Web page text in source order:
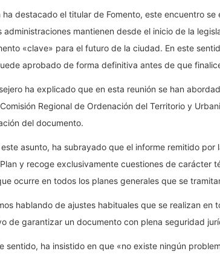
ha destacado el titular de Fomento, este encuentro
administraciones mantienen desde el inicio de la
«clave» para el futuro de la ciudad. En este
aprobado de forma definitiva antes de que
ha explicado que en esta reunión se han
Regional de Ordenación del Territorio y
del documento.
asunto, ha subrayado que el informe remitido
y recoge exclusivamente cuestiones de carácter
ocurre en todos los planes generales que se
hablando de ajustes habituales que se realizan en
de garantizar un documento con plena seguridad
sentido, ha insistido en que «no existe ningún